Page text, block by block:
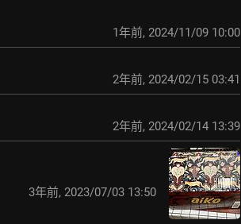
1年前, 2024/11/09 10:00
2年前, 2024/02/15 03:41
2年前, 2024/02/14 13:39
3年前, 2023/07/03 13:50